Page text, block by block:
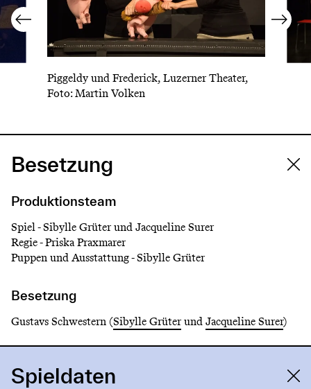
Piggeldy und Frederick, Luzerner Theater,
Foto: Martin Volken
Besetzung
Produktionsteam
Spiel - Sibylle Grüter und Jacqueline Surer
Regie - Priska Praxmarer
Puppen und Ausstattung - Sibylle Grüter
Besetzung
Gustavs Schwestern (Sibylle GrüterundJacqueline Surer)
Spieldaten